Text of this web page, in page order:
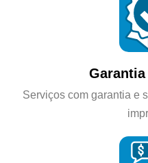
Serviços com garantia e